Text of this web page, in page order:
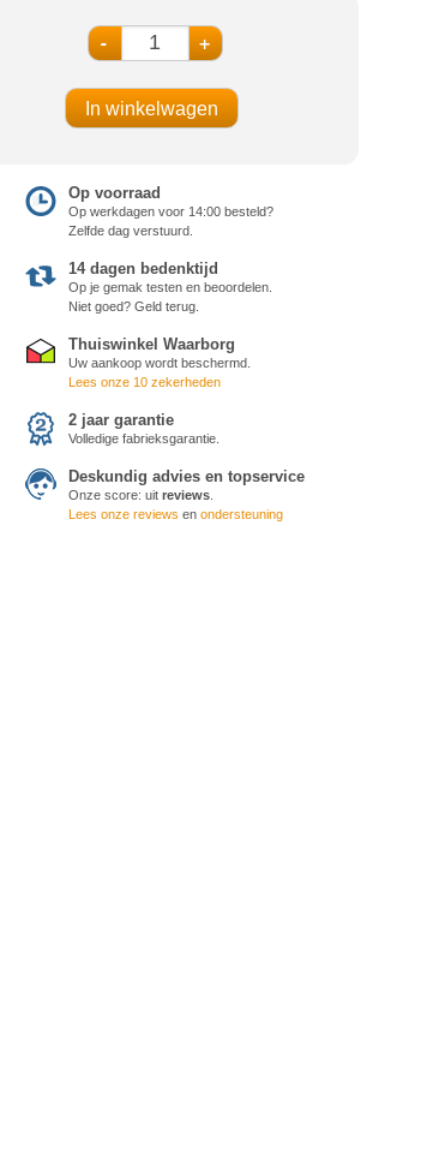
- +
Op voorraad
Op werkdagen voor 14:00 besteld?
Zelfde dag verstuurd.
14 dagen bedenktijd
Op je gemak testen en beoordelen.
Niet goed? Geld terug.
Thuiswinkel Waarborg
Uw aankoop wordt beschermd.
Lees onze 10 zekerheden
2 jaar garantie
Volledige fabrieksgarantie.
Deskundig advies en topservice
Onze score: uit reviews
Lees onze reviews en ondersteuning